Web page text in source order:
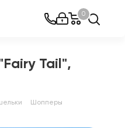
0
Tail",
Шопперы